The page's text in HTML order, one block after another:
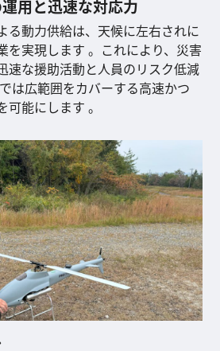
用と迅速な対応力
る動力供給は、天候に左右されに
を実現します 。これにより、災害
速な援助活動と人員のリスク低減
は広範囲をカバーする高速かつ
能にします 。